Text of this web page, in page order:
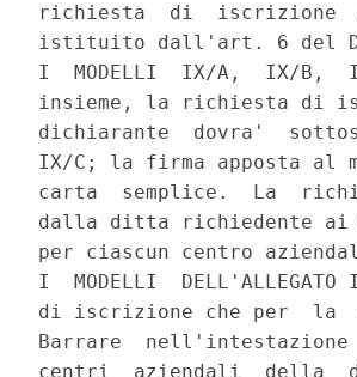
richiesta  di
istituito dall'art. 6 del
I  MODELLI  IX/A,  IX/B,
insieme, la richiesta di
dichiarante  dovra'
IX/C; la firma apposta al
carta  semplice.  La
dalla ditta richiedente ai
per ciascun centro
I  MODELLI
di iscrizione che per  la
Barrare
centri  aziendali  della